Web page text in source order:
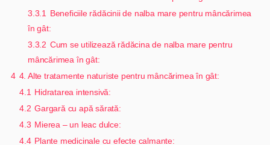
3.3.1
Beneficiile rădăcinii de nalba mare pentru mâncărimea
în gât:
3.3.2 Cum se utilizează rădăcina de nalba mare pentru
mâncărimea în gât:
4 4. Alte tratamente naturiste pentru mâncărimea în gât:
4.1 Hidratarea intensivă:
4.2 Gargară cu apă sărată:
4.3 Mierea – un leac dulce:
4.4 Plante medicinale cu efecte calmante: